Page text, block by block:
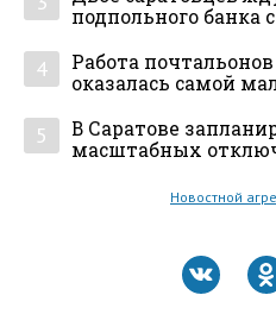
подпольного банка
4
Работа
оказалась самой
5
В Саратове
масштабных
Новостной